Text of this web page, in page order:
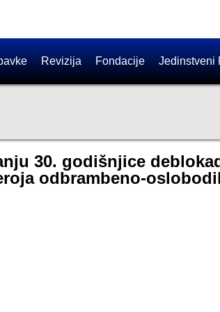
Revizija Fondacije Jedinstveni
30. godišnjice
odbrambeno-